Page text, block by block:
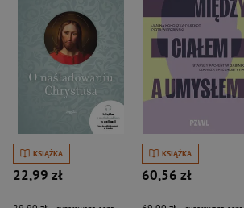
KSIĄŻKA
22,99 zł
KSIĄŻKA
60,56 zł